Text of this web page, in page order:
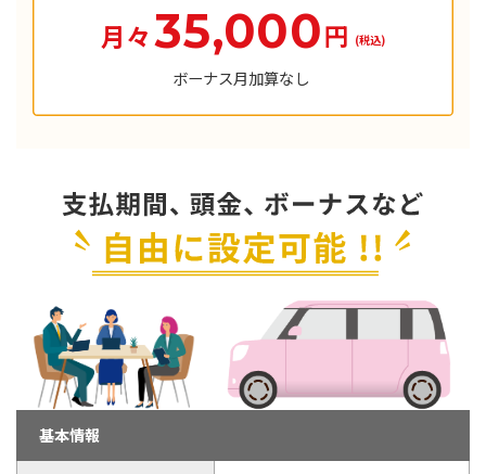
ボーナス月加算なし
月々 円
35,000 (税込)
基本情報